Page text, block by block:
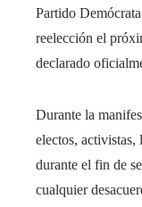
Partido
reelección el
declarado
Durante la
electos, activistas,
durante el fin de
cualquier